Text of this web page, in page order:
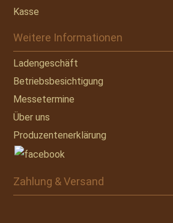
Kasse
Weitere Informationen
Ladengeschäft
Betriebsbesichtigung
Messetermine
Über uns
Produzentenerklärung
Zahlung & Versand